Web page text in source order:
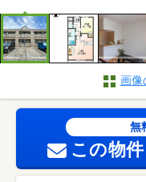
画像
無
この物